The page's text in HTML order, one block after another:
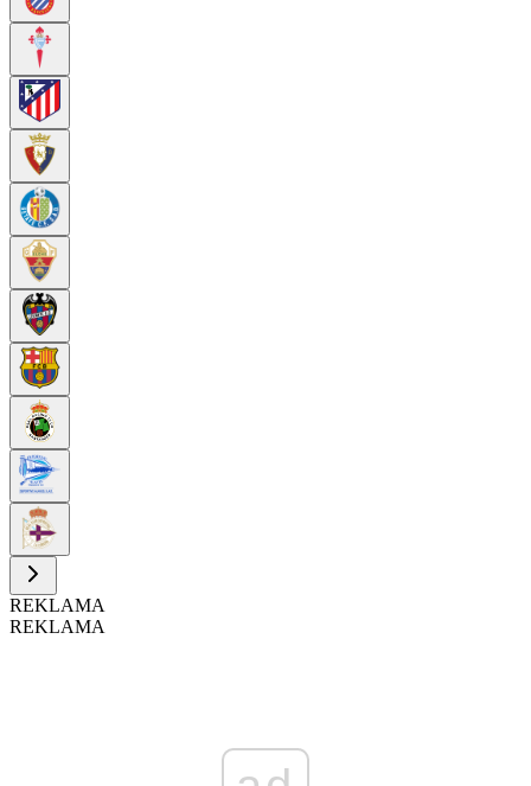
REKLAMA
REKLAMA